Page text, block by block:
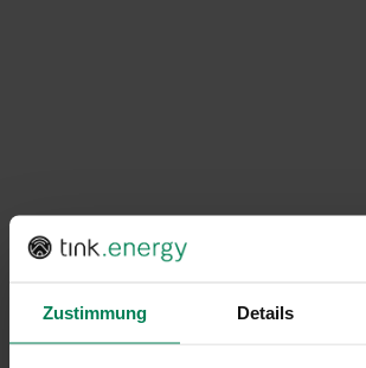
Zustimmung Details